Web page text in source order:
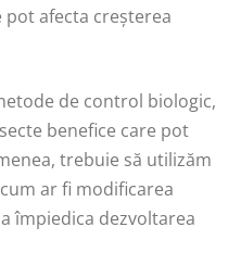
afecta creșterea
de control biologic,
benefice care pot
trebuie să utilizăm
ar fi modificarea
împiedica dezvoltarea